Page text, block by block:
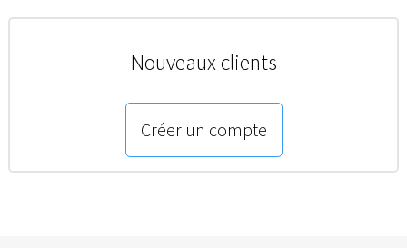
Nouveaux clients
Créer un compte